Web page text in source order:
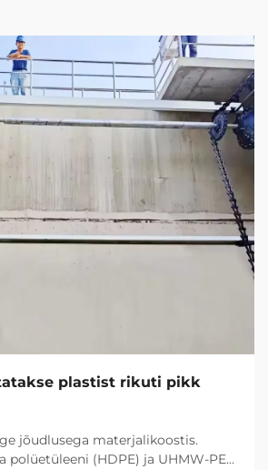
plastist rikuti pikk
jõudlusega materjalikoostis.
polüetüleeni (HDPE) ja UHMW-PE